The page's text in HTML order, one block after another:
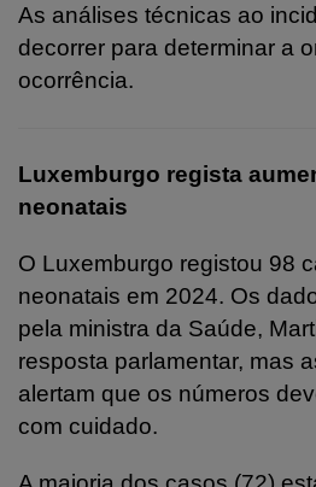
As análises técnicas ao
decorrer para determinar a
ocorrência.
Luxemburgo regista
neonatais
O Luxemburgo registou 98
neonatais em 2024. Os
pela ministra da Saúde,
resposta parlamentar, mas
alertam que os números
com cuidado.